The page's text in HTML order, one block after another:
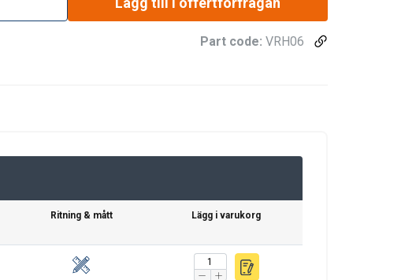
Part code: VRH06
Ritning & mått Lägg i varukorg